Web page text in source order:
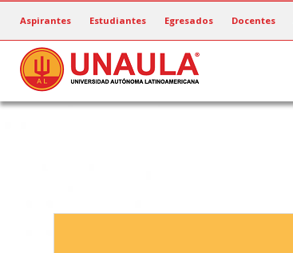
contenido
principal
Aspirantes Estudiantes Egresados Docentes